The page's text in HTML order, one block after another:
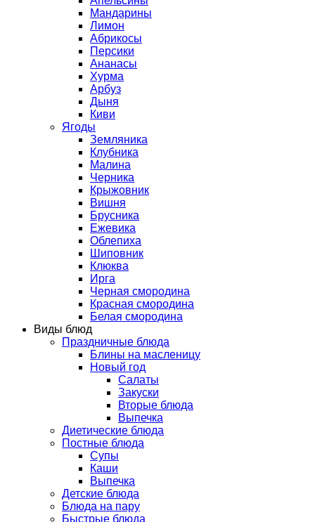
Мандарины
Лимон
Абрикосы
Персики
Ананасы
Хурма
Арбуз
Дыня
Киви
Ягоды
Земляника
Клубника
Малина
Черника
Крыжовник
Вишня
Брусника
Ежевика
Облепиха
Шиповник
Клюква
Ирга
Черная смородина
Красная смородина
Белая смородина
Виды блюд
Праздничные блюда
Блины на масленицу
Новый год
Салаты
Закуски
Вторые блюда
Выпечка
Диетические блюда
Постные блюда
Супы
Каши
Выпечка
Детские блюда
Блюда на пару
Быстрые блюда